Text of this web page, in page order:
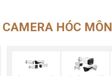
CAMERA HÓC MÔN